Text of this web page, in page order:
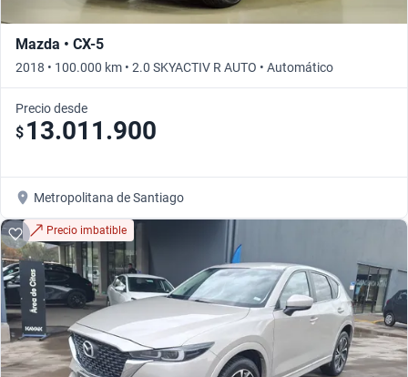
Mazda • CX-5
2018 • 100.000 km • 2.0 SKYACTIV R AUTO • Automático
Precio desde
$ 13.011.900
Metropolitana de Santiago
Precio imbatible